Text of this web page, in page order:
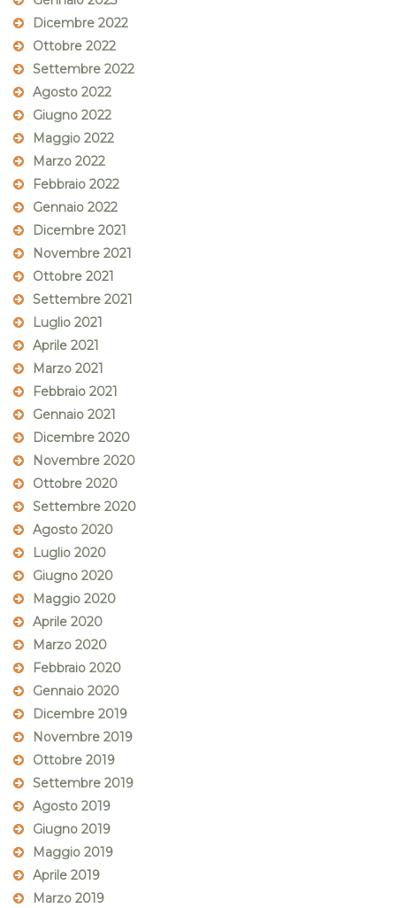
Dicembre 2022
Ottobre 2022
Settembre 2022
Agosto 2022
Giugno 2022
Maggio 2022
Marzo 2022
Febbraio 2022
Gennaio 2022
Dicembre 2021
Novembre 2021
Ottobre 2021
Settembre 2021
Luglio 2021
Aprile 2021
Marzo 2021
Febbraio 2021
Gennaio 2021
Dicembre 2020
Novembre 2020
Ottobre 2020
Settembre 2020
Agosto 2020
Luglio 2020
Giugno 2020
Maggio 2020
Aprile 2020
Marzo 2020
Febbraio 2020
Gennaio 2020
Dicembre 2019
Novembre 2019
Ottobre 2019
Settembre 2019
Agosto 2019
Giugno 2019
Maggio 2019
Aprile 2019
Marzo 2019